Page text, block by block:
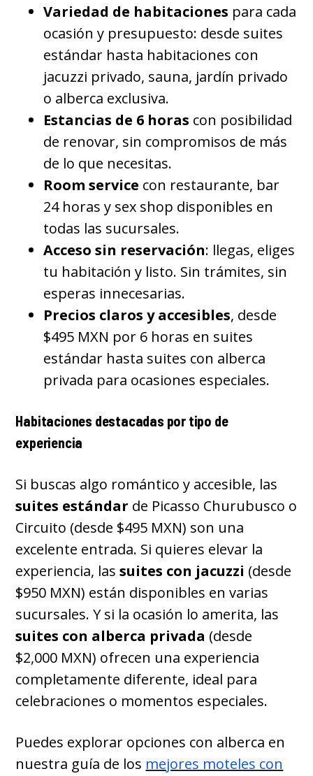
Variedad de habitaciones para cada
ocasión y presupuesto: desde suites
estándar hasta habitaciones con
jacuzzi privado, sauna, jardín privado
o alberca exclusiva.
Estancias de 6 horas con posibilidad
de renovar, sin compromisos de más
de lo que necesitas.
Room service con restaurante, bar
24 horas y sex shop disponibles en
todas las sucursales.
Acceso sin reservación: llegas, eliges
tu habitación y listo. Sin trámites, sin
esperas innecesarias.
Precios claros y accesibles, desde
$495 MXN por 6 horas en suites
estándar hasta suites con alberca
privada para ocasiones especiales.
Habitaciones destacadas por tipo de
experiencia
Si buscas algo romántico y accesible, las
suites estándar de Picasso Churubusco o
Circuito (desde $495 MXN) son una
excelente entrada. Si quieres elevar la
experiencia, lassuites con jacuzzi (desde
$950 MXN) están disponibles en varias
sucursales. Y si la ocasión lo amerita, las
suites con alberca privada (desde
$2,000 MXN) ofrecen una experiencia
completamente diferente, ideal para
celebraciones o momentos especiales.
Puedes explorar opciones con alberca en
nuestra guía de los mejores moteles con